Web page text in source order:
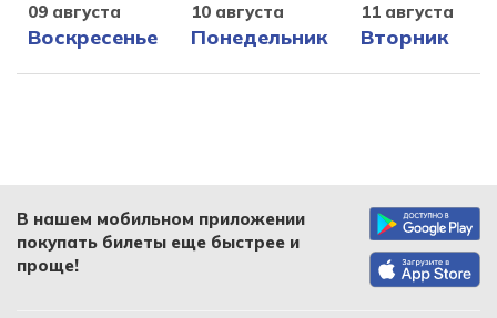
09 августа
Воскресенье
10 августа
Понедельник
11 августа
Вторник
В нашем мобильном приложении
покупать билеты еще быстрее и
проще!